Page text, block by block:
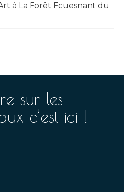
à La Forêt Fouesnant du
sur les
c’est ici !